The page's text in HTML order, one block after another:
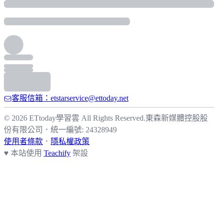
客服信箱：etstarservice@ettoday.net
© 2026 ETtoday學習雲 All Rights Reserved.東森新媒體控股股
份有限公司
． 統一編號: 24328949
使用者條款 ． 隱私權政策
♥ 本站使用 Teachify 架設